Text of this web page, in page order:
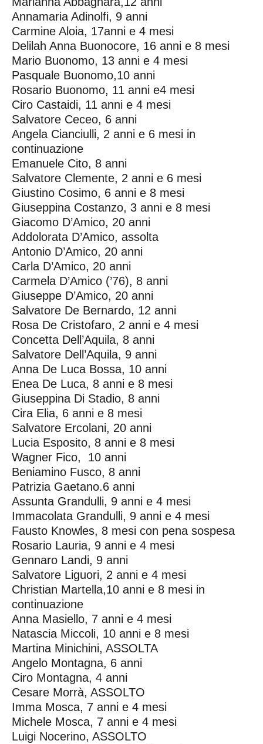
Annamaria Adinolfi, 9 anni
Carmine Aloia, 17anni e 4 mesi
Delilah Anna Buonocore, 16 anni e 8 mesi
Mario Buonomo, 13 anni e 4 mesi
Pasquale Buonomo,10 anni
Rosario Buonomo, 11 anni e4 mesi
Ciro Castaidi, 11 anni e 4 mesi
Salvatore Ceceo, 6 anni
Angela Cianciulli, 2 anni e 6 mesi in
continuazione
Emanuele Cito, 8 anni
Salvatore Clemente, 2 anni e 6 mesi
Giustino Cosimo, 6 anni e 8 mesi
Giuseppina Costanzo, 3 anni e 8 mesi
Giacomo D’Amico, 20 anni
Addolorata D’Amico, assolta
Antonio D’Amico, 20 anni
Carla D’Amico, 20 anni
Carmela D’Amico (’76), 8 anni
Giuseppe D’Amico, 20 anni
Salvatore De Bernardo, 12 anni
Rosa De Cristofaro, 2 anni e 4 mesi
Concetta Dell’Aquila, 8 anni
Salvatore Dell’Aquila, 9 anni
Anna De Luca Bossa, 10 anni
Enea De Luca, 8 anni e 8 mesi
Giuseppina Di Stadio, 8 anni
Cira Elia, 6 anni e 8 mesi
Salvatore Ercolani, 20 anni
Lucia Esposito, 8 anni e 8 mesi
Wagner Fico, 10 anni
Beniamino Fusco, 8 anni
Patrizia Gaetano.6 anni
Assunta Grandulli, 9 anni e 4 mesi
Immacolata Grandulli, 9 anni e 4 mesi
Fausto Knowles, 8 mesi con pena sospesa
Rosario Lauria, 9 anni e 4 mesi
Gennaro Landi, 9 anni
Salvatore Liguori, 2 anni e 4 mesi
Christian Martella,10 anni e 8 mesi in
continuazione
Anna Masiello, 7 anni e 4 mesi
Natascia Miccoli, 10 anni e 8 mesi
Martina Minichini, ASSOLTA
Angelo Montagna, 6 anni
Ciro Montagna, 4 anni
Cesare Morrà, ASSOLTO
Imma Mosca, 7 anni e 4 mesi
Michele Mosca, 7 anni e 4 mesi
Luigi Nocerino, ASSOLTO